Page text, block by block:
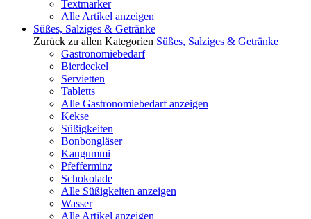
Textmarker
Alle Artikel anzeigen
Süßes, Salziges & Getränke
Zurück zu allen Kategorien Süßes, Salziges & Getränke
Gastronomiebedarf
Bierdeckel
Servietten
Tabletts
Alle Gastronomiebedarf anzeigen
Kekse
Süßigkeiten
Bonbongläser
Kaugummi
Pfefferminz
Schokolade
Alle Süßigkeiten anzeigen
Wasser
Alle Artikel anzeigen